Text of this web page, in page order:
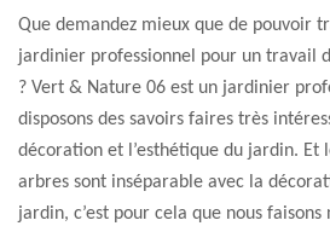
Que demandez mieux que de pouvoir
jardinier professionnel pour un travail
? Vert & Nature 06 est un jardinier
disposons des savoirs faires très
décoration et l’esthétique du jardin. Et
arbres sont inséparable avec la
jardin, c’est pour cela que nous